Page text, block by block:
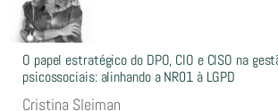
O papel estratégico do DPO, CIO e CISO na
psicossociais: alinhando a NR01 à LGPD
Cristina Sleiman